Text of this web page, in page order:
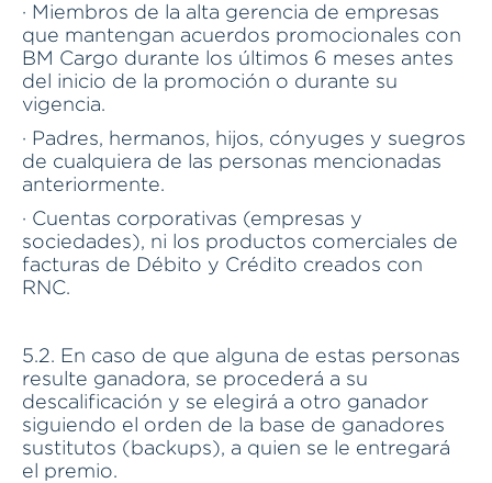
· Miembros de la alta gerencia de empresas
que mantengan acuerdos promocionales con
BM Cargo durante los últimos 6 meses antes
del inicio de la promoción o durante su
vigencia.
· Padres, hermanos, hijos, cónyuges y suegros
de cualquiera de las personas mencionadas
anteriormente.
· Cuentas corporativas (empresas y
sociedades), ni los productos comerciales de
facturas de Débito y Crédito creados con
RNC.
5.2. En caso de que alguna de estas personas
resulte ganadora, se procederá a su
descalificación y se elegirá a otro ganador
siguiendo el orden de la base de ganadores
sustitutos (backups), a quien se le entregará
el premio.